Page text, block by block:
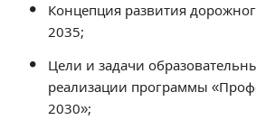
Контакты
Региональный центр по
Учебно-производственный
Центр карьеры
Противодействие коррупции
Концепция развития
2035;
Цели и задачи
реализации программы
2030»;